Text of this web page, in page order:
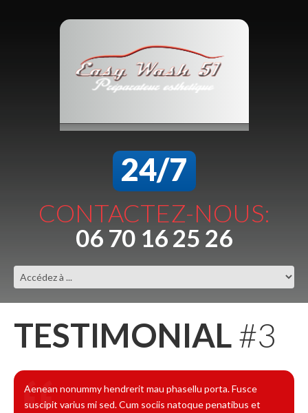
24/7
CONTACTEZ-NOUS:
06 70 16 25 26
TESTIMONIAL#3
Aenean nonummy hendrerit mau phasellu porta. Fusce
suscipit varius mi sed. Cum sociis natoque penatibus et